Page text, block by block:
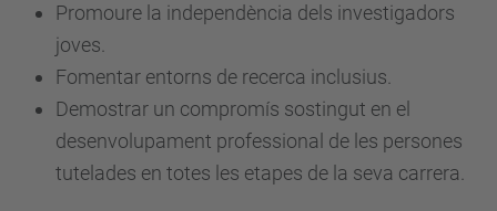
Promoure la independència dels investigadors
joves.
Fomentar entorns de recerca inclusius.
Demostrar un compromís sostingut en el
desenvolupament professional de les persones
tutelades en totes les etapes de la seva carrera.